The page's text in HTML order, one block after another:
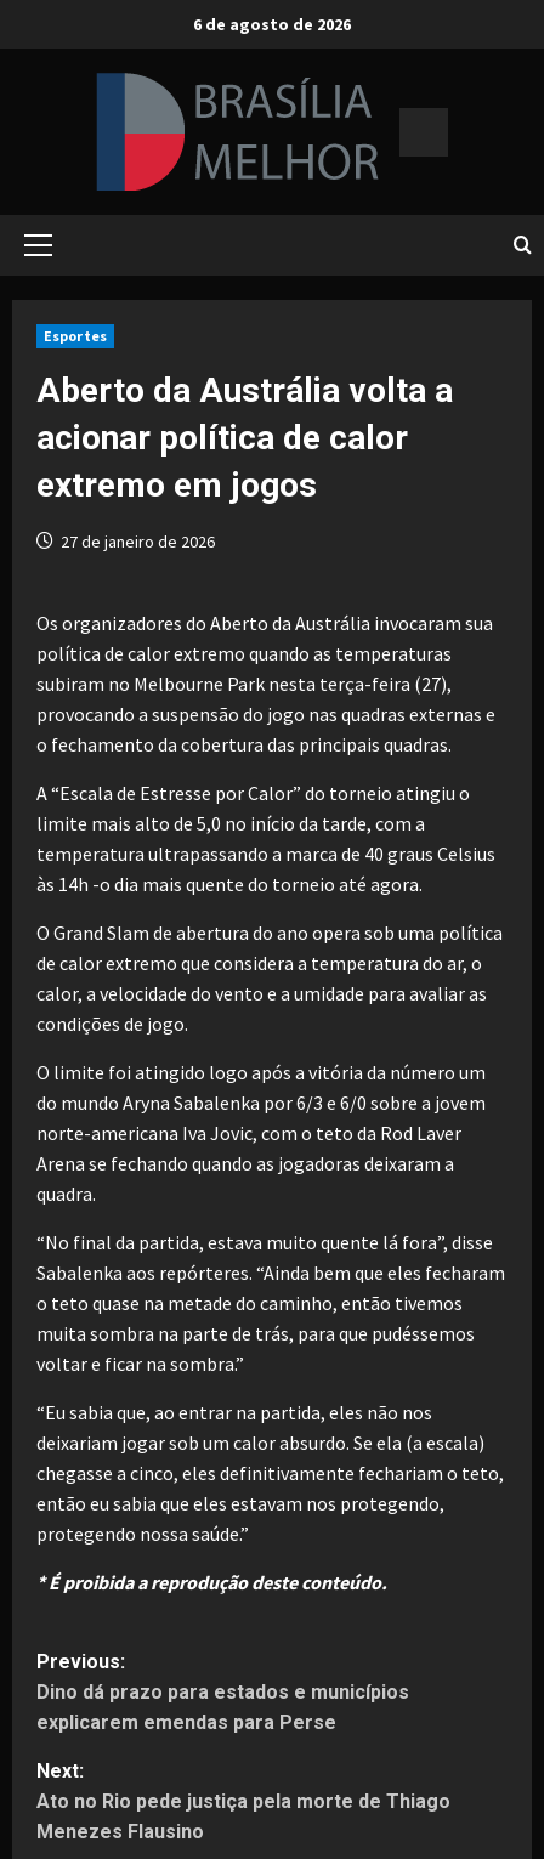
6 de agosto de 2026
Primary
Esportes
Aberto da Austrália volta a
acionar política de calor
extremo em jogos
27 de janeiro de 2026
Os organizadores do Aberto da Austrália invocaram sua
política de calor extremo quando as temperaturas
subiram no Melbourne Park nesta terça-feira (27),
provocando a suspensão do jogo nas quadras externas e
o fechamento da cobertura das principais quadras.
A “Escala de Estresse por Calor” do torneio atingiu o
limite mais alto de 5,0 no início da tarde, com a
temperatura ultrapassando a marca de 40 graus Celsius
às 14h -o dia mais quente do torneio até agora.
O Grand Slam de abertura do ano opera sob uma política
de calor extremo que considera a temperatura do ar, o
calor, a velocidade do vento e a umidade para avaliar as
condições de jogo.
O limite foi atingido logo após a vitória da número um
do mundo Aryna Sabalenka por 6/3 e 6/0 sobre a jovem
norte-americana Iva Jovic, com o teto da Rod Laver
Arena se fechando quando as jogadoras deixaram a
quadra.
“No final da partida, estava muito quente lá fora”, disse
Sabalenka aos repórteres. “Ainda bem que eles fecharam
o teto quase na metade do caminho, então tivemos
muita sombra na parte de trás, para que pudéssemos
voltar e ficar na sombra.”
“Eu sabia que, ao entrar na partida, eles não nos
deixariam jogar sob um calor absurdo. Se ela (a escala)
chegasse a cinco, eles definitivamente fechariam o teto,
então eu sabia que eles estavam nos protegendo,
protegendo nossa saúde.”
* É proibida a reprodução deste conteúdo.
P
o
s
t
Previous:
Dino dá prazo para estados e municípios
explicarem emendas para Perse
Next:
Ato no Rio pede justiça pela morte de Thiago
Menezes Flausino